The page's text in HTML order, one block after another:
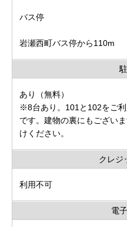
バス停
岩瀬西町バス停から110m
あり（無料）
※8台あり。101と102をご
です。建物の裏にもござい
けください。
クレジ
利用不可
電